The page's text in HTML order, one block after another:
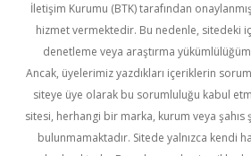
İletişim Kurumu (BTK) tarafından
hizmet vermektedir. Bu nedenle, sitedeki
denetleme veya araştırma
Ancak, üyelerimiz yazdıkları içeriklerin
siteye üye olarak bu sorumluluğu kabul
sitesi, herhangi bir marka, kurum veya şahıs
bulunmamaktadır. Sitede yalnızca kendi